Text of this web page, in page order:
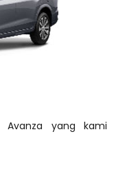
Avanza yang kami